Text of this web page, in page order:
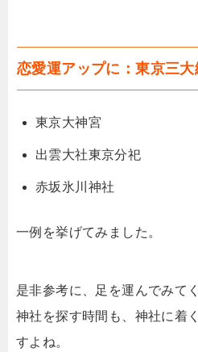
恋愛運アップに：東京三
東京大神宮
出雲大社東京分祀
赤坂氷川神社
一例を挙げてみました。
是非参考に、足を運んでみて
神社を探す時間も、神社に着
すよね。